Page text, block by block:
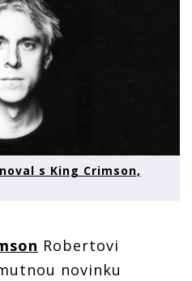
s King Crimson,
Robertovi
novinku